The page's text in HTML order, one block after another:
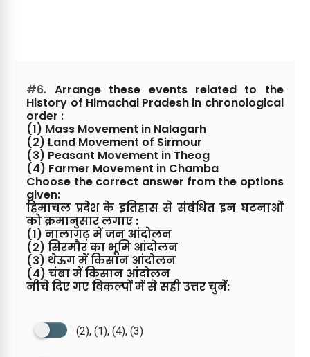
#6. Arrange these events related to the
History of Himachal Pradesh in chronological
order :
(1) Mass Movement in Nalagarh
(2) Land Movement of Sirmour
(3) Peasant Movement in Theog
(4) Farmer Movement in Chamba
Choose the correct answer from the options
given:
हिमाचल प्रदेश के इतिहास से संबंधित इन घटनाओं
को क्रमानुसार लगाए :
(1) नालागढ़ में जन आंदोलन
(2) सिरमौर का भूमि आंदोलन
(3) थेऊग में किसान आंदोलन
(4) चंबा में किसान आंदोलन
नीचे दिए गए विकल्पों में से सही उत्तर चुनें:
(2), (1), (4), (3)